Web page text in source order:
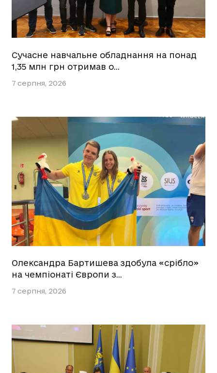
Сучасне навчальне обладнання на понад
1,35 млн грн отримав о…
7 серпня, 2026
Олександра Бартишева здобула «срібло»
на чемпіонаті Європи з…
7 серпня, 2026